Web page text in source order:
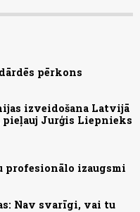
pērkons
izveidošana Latvijā
Jurģis Liepnieks
profesionālo izaugsmi
Nav svarīgi, vai tu